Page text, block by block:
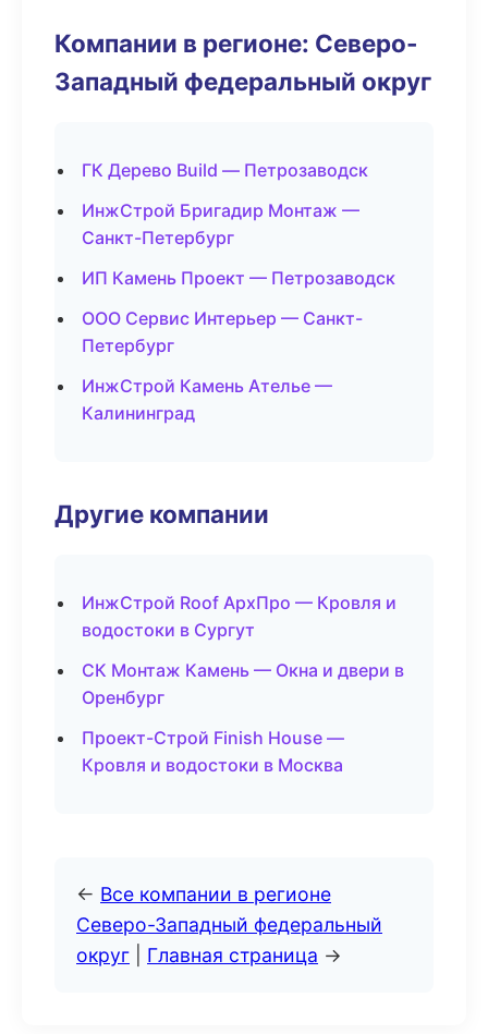
Компании в регионе: Северо-
Западный федеральный округ
ГК Дерево Build — Петрозаводск
ИнжСтрой Бригадир Монтаж —
Санкт-Петербург
ИП Камень Проект — Петрозаводск
ООО Сервис Интерьер — Санкт-
Петербург
ИнжСтрой Камень Ателье —
Калининград
Другие компании
ИнжСтрой Roof АрхПро — Кровля и
водостоки в Сургут
СК Монтаж Камень — Окна и двери в
Оренбург
Проект-Строй Finish House —
Кровля и водостоки в Москва
← Все компании в регионе
Северо-Западный федеральный
округ
Главная страница →